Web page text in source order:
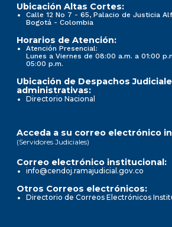
Ubicación Altas Cortes:
Calle 12 No 7 - 65, Palacio de Justicia
Bogotá - Colombia
Horarios de Atención:
Atención Presencial:
Lunes a Viernes de 08:00 a.m. a 01:00
05:00 p.m.
Ubicación de Despachos
administrativas:
Directorio Nacional
Acceda a su correo electrónico
(Servidores Judiciales)
Correo electrónico institucional:
info@cendoj.ramajudicial.gov.co
Otros Correos electrónicos:
Directorio de Correos Electrónicos